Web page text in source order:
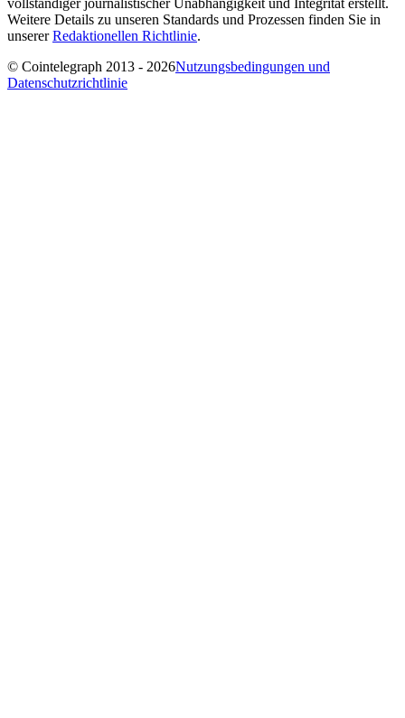
vollständiger journalistischer Unabhängigkeit und Integrität erstellt.
Weitere Details zu unseren Standards und Prozessen finden Sie in
unsererRedaktionellen Richtlinie.
© Cointelegraph 2013 - 2026Nutzungsbedingungen und
Datenschutzrichtlinie